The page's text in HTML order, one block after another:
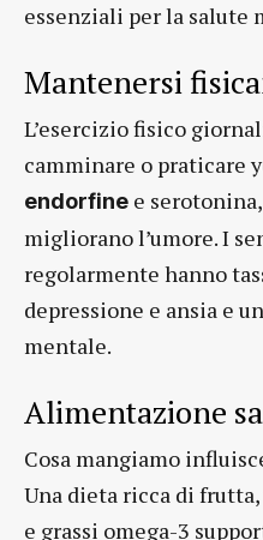
essenziali per la salute
Mantenersi
L’esercizio fisico
camminare o praticare
endorfine e
migliorano l’umore. I
regolarmente hanno
depressione e ansia e
mentale.
Alimentazione
Cosa mangiamo
Una dieta ricca di
e grassi omega-3